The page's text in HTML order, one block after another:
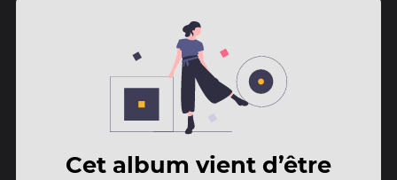
Cet album vient d’être